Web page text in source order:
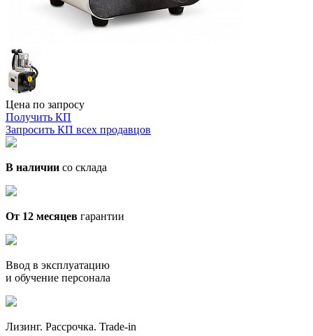
Цена по запросу
Получить КП
Запросить КП всех продавцов
В наличии со склада
От 12 месяцев гарантии
Ввод в эксплуатацию
и обучение персонала
Лизинг. Рассрочка. Trade-in